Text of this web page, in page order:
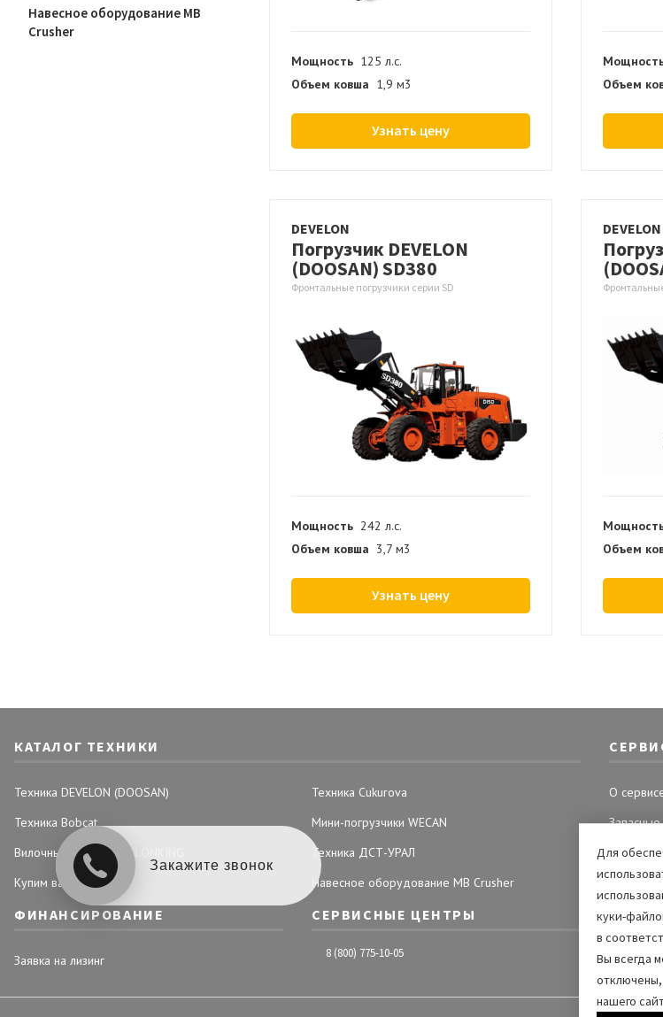
Навесное оборудование MB
Crusher
Мощность 125 л.с.
Объем ковша 1,9 м3
Узнать цену
Объем
DEVELON
Погрузчик DEVELON
(DOOSAN) SD380
Фронтальные погрузчики серии SD
Мощность 242 л.с.
Объем ковша 3,7 м3
Узнать цену
DEVELON
Объем
КАТАЛОГ ТЕХНИКИ
Техника DEVELON (DOOSAN)
Техника Cukurova
Техника Bobcat
Мини-погрузчики WECAN
Вилочные погрузчики LONKING
Техника ДСТ-УРАЛ
Купим вашу технику
Навесное оборудование MB Crusher
О
Запасные
Заявка
Заявка
ФИНАНСИРОВАНИЕ
Заявка на лизинг
СЕРВИСНЫЕ ЦЕНТРЫ
8 (800) 775-10-05
Для
куки-
в
Вы всегда
нашего
Закажите звонок